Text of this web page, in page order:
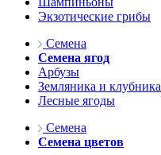
Экзотические грибы
Семена
Семена ягод
Арбузы
Земляника и клубника
Лесные ягоды
Семена
Семена цветов